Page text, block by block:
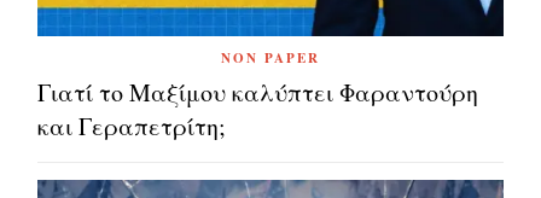
NON PAPER
Γιατί το Μαξίμου καλύπτει Φαραντούρη
και Γεραπετρίτη;